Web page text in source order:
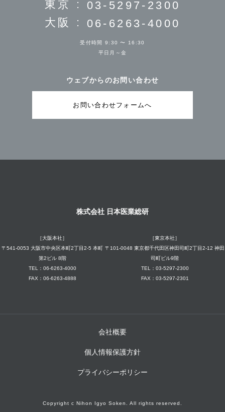
東京 : 03-5297-2300
大阪 : 06-6263-4000
受付時間 9:30 〜 16:30
平日月～金
ウェブからのお問い合わせ
お問い合わせフォームへ
株式会社 日本医業総研
［大阪本社］
〒541-0053 大阪市中央区本町2丁目2-5 本町
第2ビル 8階
TEL：06-6263-4000
FAX：06-6263-4888
［東京本社］
〒101-0048 東京都千代田区神田司町2丁目2-12 神田
司町ビル9階
TEL：03-5297-2300
FAX：03-5297-2301
会社概要
個人情報保護方針
プライバシーポリシー
Copyright c Nihon Igyo Soken. All rights reserved.